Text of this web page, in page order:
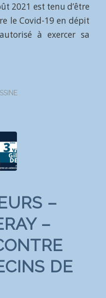
2021 est tenu d’être
le Covid-19 en dépit
à exercer sa
–
–
DE